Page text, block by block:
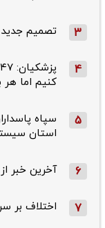
3 تصمیم جدید
4
کنیم اما هر
5
سپاه
استان
6 آخرین خبر
7 اختلاف بر